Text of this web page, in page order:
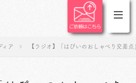
ィア 【ラジオ】「はぴいのおしゃべり交差